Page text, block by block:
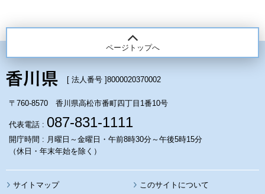
ページトップへ
[ 法人番号 ]8000020370002
〒760-8570 香川県高松市番町四丁目1番10号
代表電話 : 087-831-1111
開庁時間 : 月曜日～金曜日・午前8時30分～午後5時15分
（休日・年末年始を除く）
サイトマップ このサイトについて